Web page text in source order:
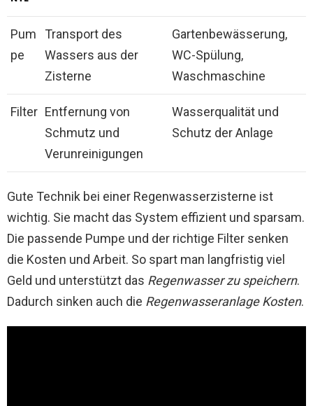
Pum
pe
Transport des
Wassers aus der
Zisterne
Gartenbewässerung,
WC-Spülung,
Waschmaschine
Filter Entfernung von
Schmutz und
Verunreinigungen
Wasserqualität und
Schutz der Anlage
Gute Technik bei einer Regenwasserzisterne ist
wichtig. Sie macht das System effizient und sparsam.
Die passende Pumpe und der richtige Filter senken
die Kosten und Arbeit. So spart man langfristig viel
Geld und unterstützt das Regenwasser zu speichern.
Dadurch sinken auch die Regenwasseranlage Kosten.